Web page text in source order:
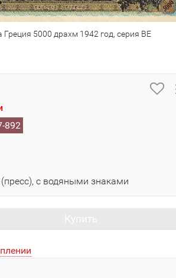
Греция 5000 драхм 1942 год, серия ВЕ
892
(пресс), с водяными знаками